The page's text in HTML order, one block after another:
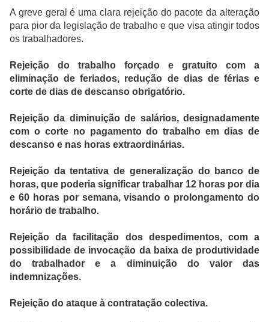
A greve geral é uma clara rejeição do pacote da alteração
para pior da legislação de trabalho e que visa atingir todos
os trabalhadores.
Rejeição do trabalho forçado e gratuito com a
eliminação de feriados, redução de dias de férias e
corte de dias de descanso obrigatório.
Rejeição da diminuição de salários, designadamente
com o corte no pagamento do trabalho em dias de
descanso e nas horas extraordinárias.
Rejeição da tentativa de generalização do banco de
horas, que poderia significar trabalhar 12 horas por dia
e 60 horas por semana, visando o prolongamento do
horário de trabalho.
Rejeição da facilitação dos despedimentos, com a
possibilidade de invocação da baixa de produtividade
do trabalhador e a diminuição do valor das
indemnizações.
Rejeição do ataque à contratação colectiva.